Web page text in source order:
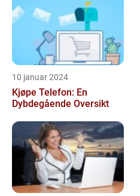
10 januar 2024
Kjøpe Telefon: En
Dybdegående Oversikt